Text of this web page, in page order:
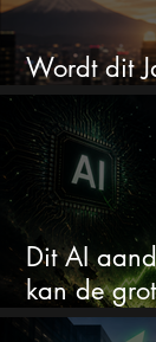
Wordt dit
comeback
Dit AI
kan de
worden